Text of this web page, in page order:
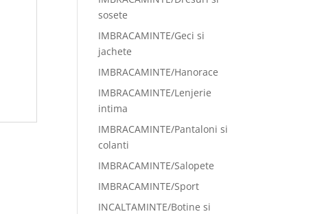
sosete
IMBRACAMINTE/Geci si
jachete
IMBRACAMINTE/Hanorace
IMBRACAMINTE/Lenjerie
intima
IMBRACAMINTE/Pantaloni si
colanti
IMBRACAMINTE/Salopete
IMBRACAMINTE/Sport
INCALTAMINTE/Botine si